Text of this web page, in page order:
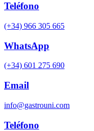
Teléfono
(+34) 966 305 665
WhatsApp
(+34) 601 275 690
Email
info@gastrouni.com
Teléfono